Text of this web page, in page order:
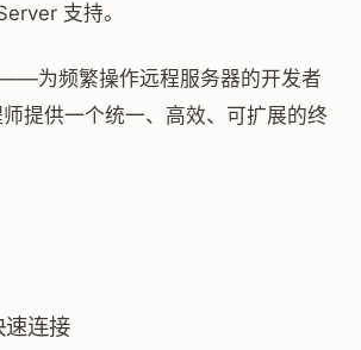
支持。
为频繁操作远程服务器的开发者
提供一个统一、高效、可扩展的终
速连接